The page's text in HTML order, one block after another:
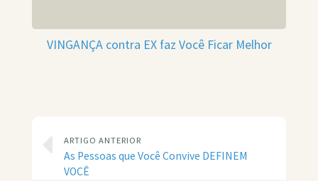
VINGANÇA contra EX faz Você Ficar Melhor
ARTIGO ANTERIOR
As Pessoas que Você Convive DEFINEM
VOCÊ